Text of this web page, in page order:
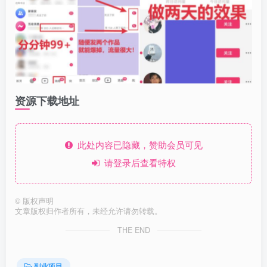
资源下载地址
此处内容已隐藏，赞助会员可见
请登录后查看特权
© 版权声明
文章版权归作者所有，未经允许请勿转载。
THE END